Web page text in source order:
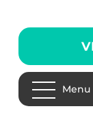
Menu